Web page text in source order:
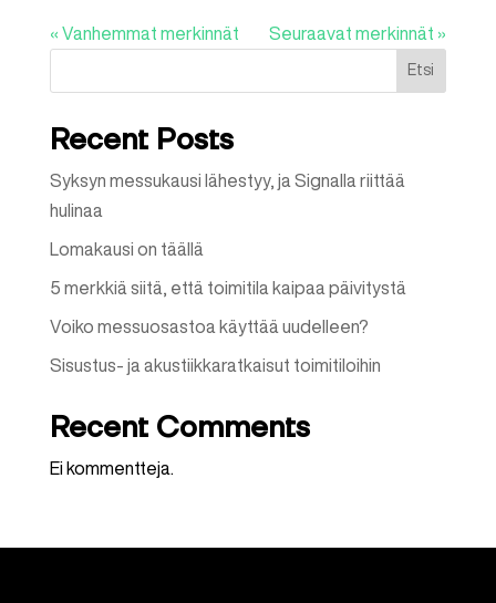
« Vanhemmat merkinnät Seuraavat merkinnät »
Etsi
Recent Posts
Syksyn messukausi lähestyy, ja Signalla riittää
hulinaa
Lomakausi on täällä
5 merkkiä siitä, että toimitila kaipaa päivitystä
Voiko messuosastoa käyttää uudelleen?
Sisustus- ja akustiikkaratkaisut toimitiloihin
Recent Comments
Ei kommentteja.